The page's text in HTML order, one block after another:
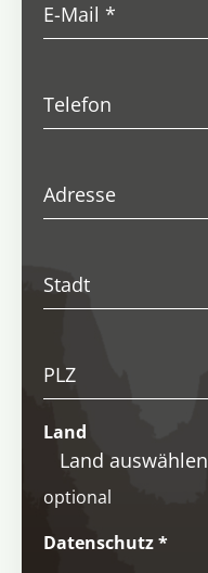
E-Mail*
Telefon
Adresse
Stadt
PLZ
Land
Land auswählen
optional
Datenschutz*